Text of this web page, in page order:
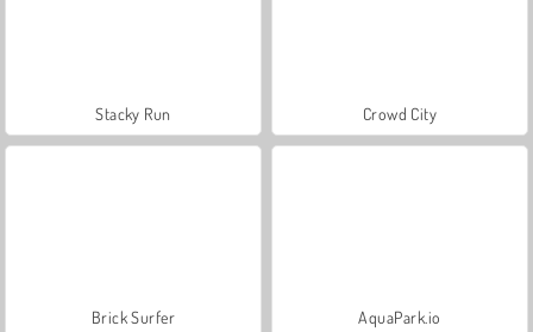
Stacky Run Crowd City
Brick Surfer AquaPark.io